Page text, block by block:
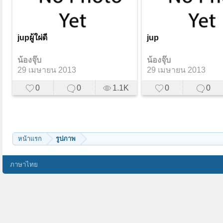
jupผู้ใผ่ดี
น้องจุ๊บ
29 เมษายน 2013
0 0 1.1K
jup
น้องจุ๊บ
29 เมษายน 2013
0 0
หน้าแรก รูปภาพ
ภาษาไทย